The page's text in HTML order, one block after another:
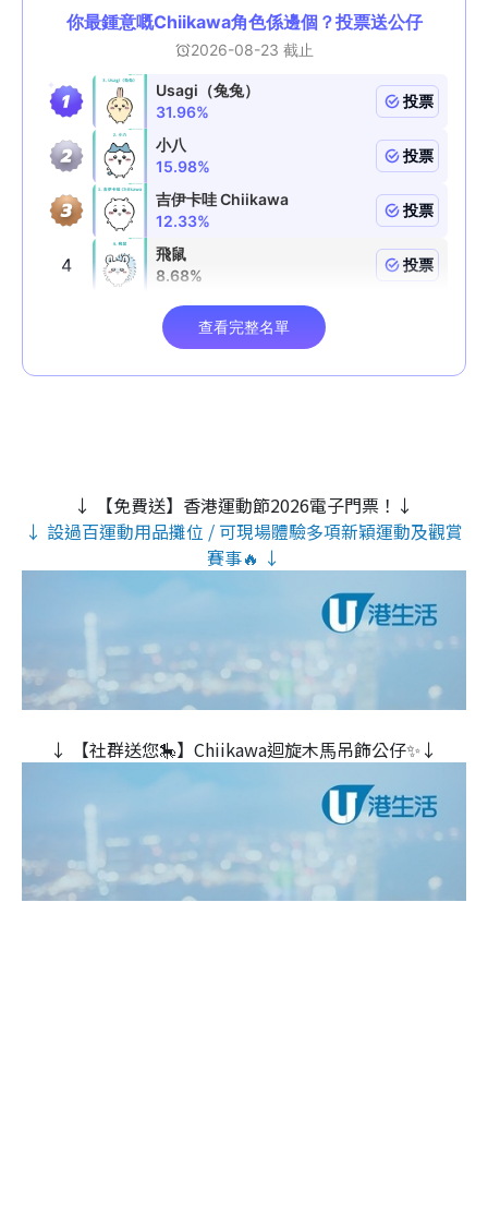
↓ 【免費送】香港運動節2026電子門票！↓
↓ 設過百運動用品攤位 / 可現場體驗多項新穎運動及觀賞
賽事🔥 ↓
↓ 【社群送您🎠】Chiikawa迴旋木⾺吊飾公仔✨↓